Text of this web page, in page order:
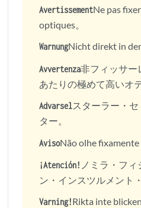
AvertissementNe pas
optiques。
WarnungNicht direkt in
Avvertenza非フィッサー
あたりの極めて高いオ
Advarselスターラー・
ター。
AvisoNão olhe
¡Atención! ノミラ・フ
ン・インスツルメント
Varning!Rikta inte